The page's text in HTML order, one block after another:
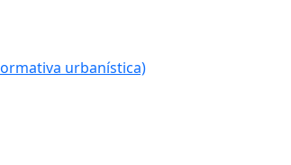
urbanística)